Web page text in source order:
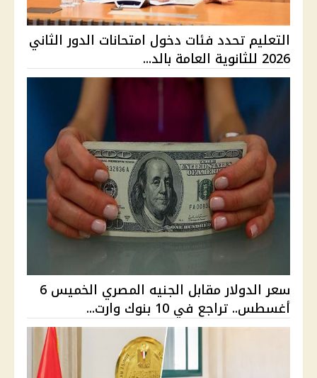
التعليم تحدد فئات دخول امتحانات الدور الثاني
2026 للثانوية العامة بالد...
سعر الدولار مقابل الجنيه المصري الخميس 6
أغسطس.. تراجع في 10 بنوك وارت...